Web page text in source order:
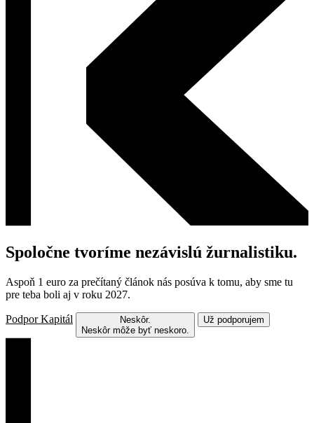
Spoločne tvoríme nezávislú žurnalistiku.
Aspoň 1 euro za prečítaný článok nás posúva k tomu, aby sme tu
pre teba boli aj v roku 2027.
Podpor Kapitál
Neskôr.
Neskôr môže byť neskoro.
Už podporujem